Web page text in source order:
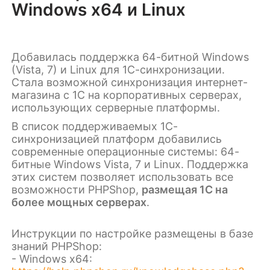
Windows x64 и Linux
Добавилась поддержка 64-битной Windows
(Vista, 7) и Linux для 1С-синхронизации.
Стала возможной синхронизация интернет-
магазина с 1С на корпоративных серверах,
использующих серверные платформы.
В список поддерживаемых 1С-
синхронизацией платформ добавились
современные операционные системы: 64-
битные Windows Vista, 7 и Linux. Поддержка
этих систем позволяет использовать все
возможности PHPShop, размещая 1С на
более мощных серверах.
Инструкции по настройке размещены в базе
знаний PHPShop:
- Windows x64: